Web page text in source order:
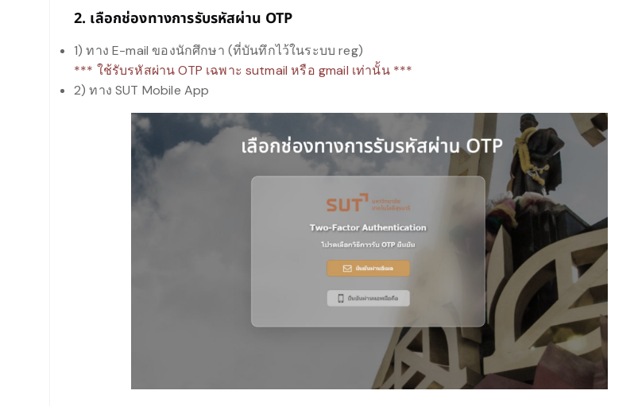
2. เลือกช่องทางการรับรหัสผ่าน OTP
1) ทาง E-mail ของนักศึกษา (ที่บันทึกไว้ในระบบ reg)
*** ใช้รับรหัสผ่าน OTP เฉพาะ sutmail หรือ gmail เท่านั้น ***
2) ทาง SUT Mobile App